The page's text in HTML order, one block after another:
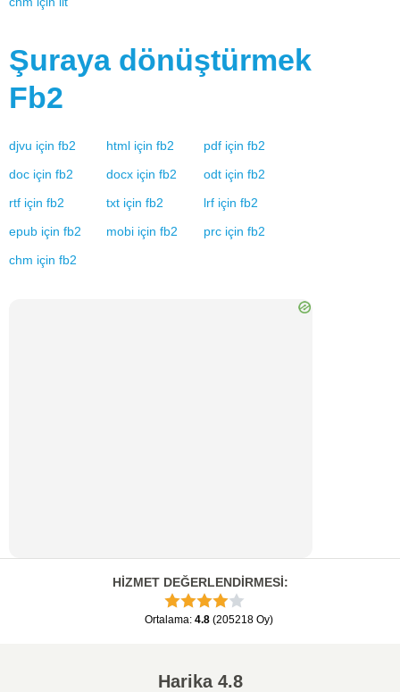
Şuraya dönüştürmek
Fb2
djvu için fb2 html için fb2 pdf için fb2
doc için fb2 docx için fb2 odt için fb2
rtf için fb2 txt için fb2 lrf için fb2
epub için fb2 mobi için fb2 prc için fb2
chm için fb2
HİZMET DEĞERLENDİRMESİ:
Ortalama: 4.8 (205218 Oy)
Harika4.8